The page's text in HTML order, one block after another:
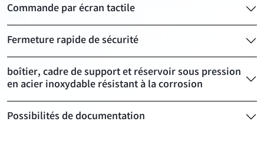
Commande par écran tactile
Fermeture rapide de sécurité
boîtier, cadre de support et réservoir sous pression
en acier inoxydable résistant à la corrosion
Possibilités de documentation